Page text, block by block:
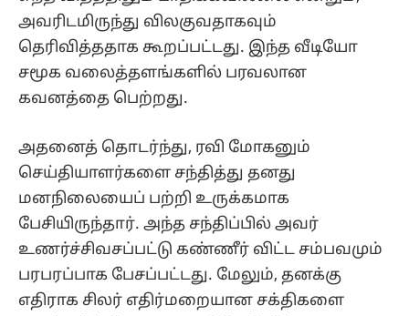
அவரிடமிருந்து விலகுவதாகவும்
தெரிவித்ததாக கூறப்பட்டது. இந்த வீடியோ
சமூக வலைத்தளங்களில் பரவலான
கவனத்தை பெற்றது.
அதனைத் தொடர்ந்து, ரவி மோகனும்
செய்தியாளர்களை சந்தித்து தனது
மனநிலையைப் பற்றி உருக்கமாக
பேசியிருந்தார். அந்த சந்திப்பில் அவர்
உணர்ச்சிவசப்பட்டு கண்ணீர் விட்ட சம்பவமும்
பரபரப்பாக பேசப்பட்டது. மேலும், தனக்கு
எதிராக சிலர் எதிர்மறையான சக்திகளை